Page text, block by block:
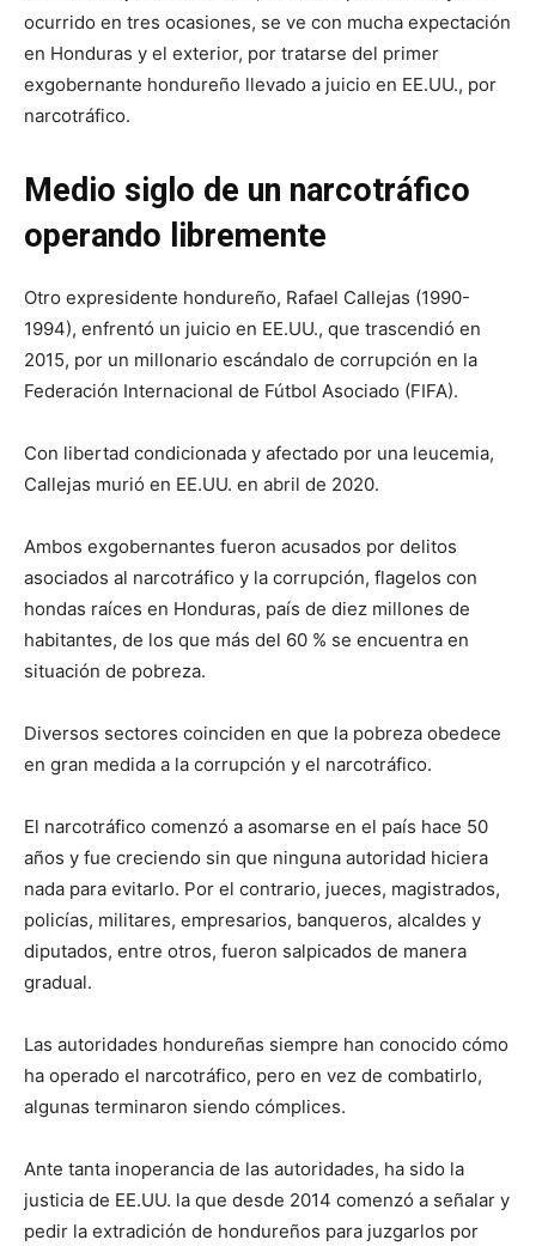
ocurrido en tres ocasiones, se ve con mucha expectación
en Honduras y el exterior, por tratarse del primer
exgobernante hondureño llevado a juicio en EE.UU., por
narcotráfico.
Medio siglo de un narcotráfico
operando libremente
Otro expresidente hondureño, Rafael Callejas (1990-
1994), enfrentó un juicio en EE.UU., que trascendió en
2015, por un millonario escándalo de corrupción en la
Federación Internacional de Fútbol Asociado (FIFA).
Con libertad condicionada y afectado por una leucemia,
Callejas murió en EE.UU. en abril de 2020.
Ambos exgobernantes fueron acusados por delitos
asociados al narcotráfico y la corrupción, flagelos con
hondas raíces en Honduras, país de diez millones de
habitantes, de los que más del 60 % se encuentra en
situación de pobreza.
Diversos sectores coinciden en que la pobreza obedece
en gran medida a la corrupción y el narcotráfico.
El narcotráfico comenzó a asomarse en el país hace 50
años y fue creciendo sin que ninguna autoridad hiciera
nada para evitarlo. Por el contrario, jueces, magistrados,
policías, militares, empresarios, banqueros, alcaldes y
diputados, entre otros, fueron salpicados de manera
gradual.
Las autoridades hondureñas siempre han conocido cómo
ha operado el narcotráfico, pero en vez de combatirlo,
algunas terminaron siendo cómplices.
Ante tanta inoperancia de las autoridades, ha sido la
justicia de EE.UU. la que desde 2014 comenzó a señalar y
pedir la extradición de hondureños para juzgarlos por